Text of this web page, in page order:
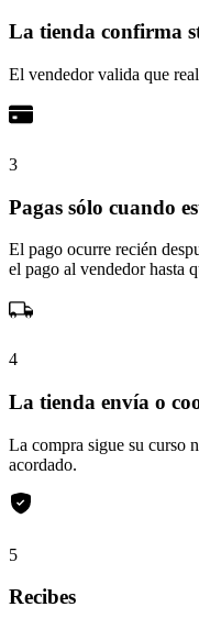
La tienda confirma
El vendedor valida que
3
Pagas sólo cuando
El pago ocurre recién
el pago al vendedor hasta
4
La tienda envía o
La compra sigue su curso
acordado.
5
Recibes